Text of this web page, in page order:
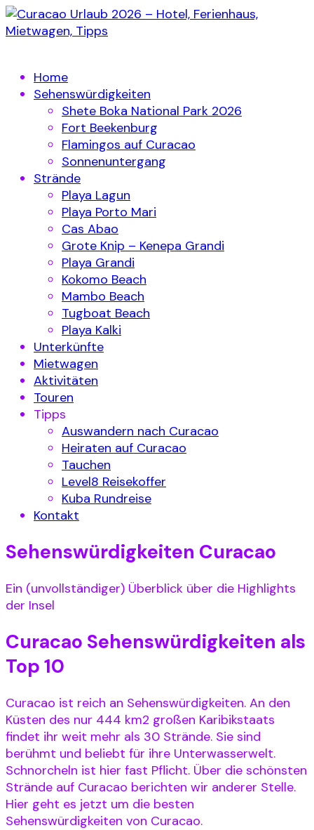
Home
Sehenswürdigkeiten
Shete Boka National Park 2026
Fort Beekenburg
Flamingos auf Curacao
Sonnenuntergang
Strände
Playa Lagun
Playa Porto Mari
Cas Abao
Grote Knip – Kenepa Grandi
Playa Grandi
Kokomo Beach
Mambo Beach
Tugboat Beach
Playa Kalki
Unterkünfte
Mietwagen
Aktivitäten
Touren
Tipps
Auswandern nach Curacao
Heiraten auf Curacao
Tauchen
Level8 Reisekoffer
Kuba Rundreise
Kontakt
Sehenswürdigkeiten Curacao
Ein (unvollständiger) Überblick über die Highlights
der Insel
Curacao Sehenswürdigkeiten als
Top 10
Curacao ist reich an Sehenswürdigkeiten. An den
Küsten des nur 444 km2 großen Karibikstaats
findet ihr weit mehr als 30 Strände. Sie sind
berühmt und beliebt für ihre Unterwasserwelt.
Schnorcheln ist hier fast Pflicht. Über die schönsten
Strände auf Curacao berichten wir anderer Stelle.
Hier geht es jetzt um die besten
Sehenswürdigkeiten von Curacao.